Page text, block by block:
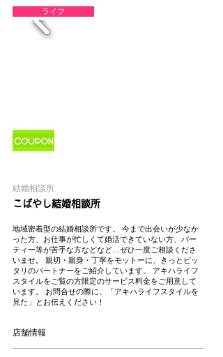
ライフ
こばやし結婚相談所
結婚相談所
地域密着型の結婚相談所です。 今まで出会いが少なか
った方、お仕事が忙しくて婚活できていない方、パー
ティー等が苦手な方などなど…ぜひ一度ご相談くださ
いませ。 親切・親身・丁寧をモットーに、きっとピッ
タリのパートナーをご紹介しています。 アキハライフ
スタイルをご覧の方限定のサービス料金をご用意して
います。 お問合せの際に、「アキハライフスタイルを
見た」とお伝えください！
店舗情報